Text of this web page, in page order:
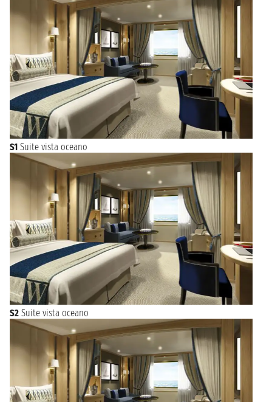
S1 Suite vista oceano
S2 Suite vista oceano